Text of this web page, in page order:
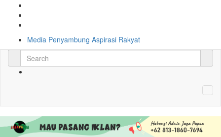
Media Penyambung Aspirasi Rakyat